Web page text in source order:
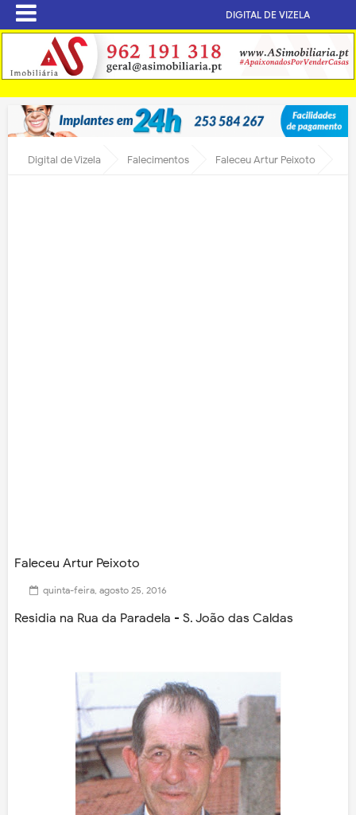
DIGITAL DE VIZELA
Digital de Vizela Falecimentos Faleceu Artur Peixoto
Faleceu Artur Peixoto
quinta-feira, agosto 25, 2016
Residia na Rua da Paradela - S. João das Caldas